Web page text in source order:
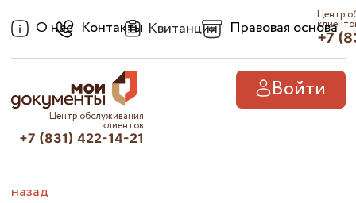
О нас Контакты Квитанции Правовая основа
Центр
+7
Войти
Центр обслуживания
клиентов
+7 (831) 422-14-21
назад